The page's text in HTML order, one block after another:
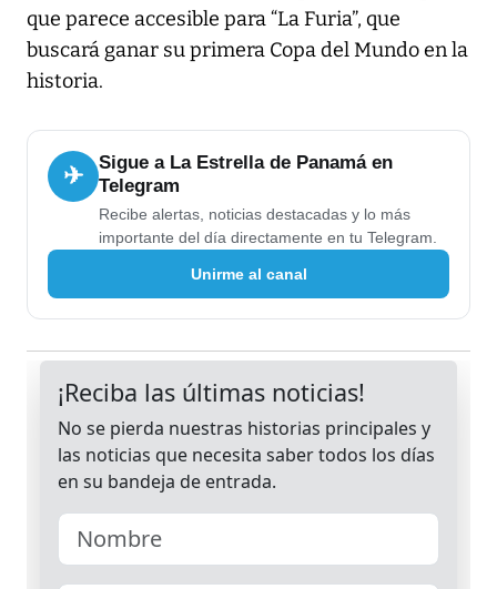
que parece accesible para “La Furia”, que
buscará ganar su primera Copa del Mundo en la
historia.
✈
Sigue a La Estrella de Panamá en
Telegram
Recibe alertas, noticias destacadas y lo más
importante del día directamente en tu Telegram.
Unirme al canal